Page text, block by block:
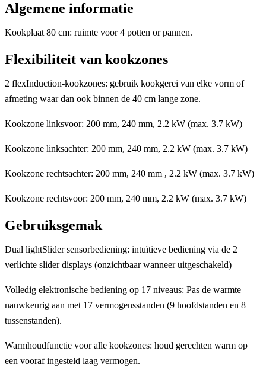
Algemene informatie
Kookplaat 80 cm: ruimte voor 4 potten or pannen.
Flexibiliteit van kookzones
2 flexInduction-kookzones: gebruik kookgerei van elke vorm of
afmeting waar dan ook binnen de 40 cm lange zone.
Kookzone linksvoor: 200 mm, 240 mm, 2.2 kW (max. 3.7 kW)
Kookzone linksachter: 200 mm, 240 mm, 2.2 kW (max. 3.7 kW)
Kookzone rechtsachter: 200 mm, 240 mm , 2.2 kW (max. 3.7 kW)
Kookzone rechtsvoor: 200 mm, 240 mm, 2.2 kW (max. 3.7 kW)
Gebruiksgemak
Dual lightSlider sensorbediening: intuïtieve bediening via de 2
verlichte slider displays (onzichtbaar wanneer uitgeschakeld)
Volledig elektronische bediening op 17 niveaus: Pas de warmte
nauwkeurig aan met 17 vermogensstanden (9 hoofdstanden en 8
tussenstanden).
Warmhoudfunctie voor alle kookzones: houd gerechten warm op
een vooraf ingesteld laag vermogen.